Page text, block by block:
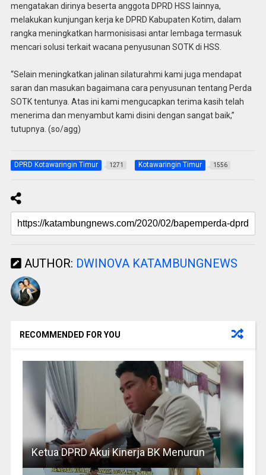
mengatakan dirinya beserta anggota DPRD HSS lainnya,
melakukan kunjungan kerja ke DPRD Kabupaten Kotim, dalam
rangka meningkatkan harmonisisasi antar lembaga termasuk
mencari solusi terkait wacana penyusunan SOTK di HSS.
“Selain meningkatkan jalinan silaturahmi kami juga mendapat
saran dan masukan bagaimana cara penyusunan tentang Perda
SOTK tentunya. Atas ini kami mengucapkan terima kasih telah
menerima dan menyambut kami disini dengan sangat baik,”
tutupnya. (so/agg)
DPRD Kotawaringin Timur 1271 Kotawaringin Timur 1556
AUTHOR: DWINOVA KATAMBUNGNEWS
RECOMMENDED FOR YOU
Ketua DPRD Akui Kinerja BK Menurun